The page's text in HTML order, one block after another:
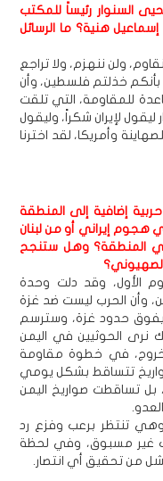
السنوار رئيساً للمكتب
هنية؟ ما الرسائل
ولن ننهزم، ولا تراجع
بأنكم خذلتم فلسطين، وأن
للمقاومة، التي تلقت
لإيران شكراً، وليقول
وأمريكا، لقد اخترنا
إضافية إلى المنطقة
هجوم إيراني أو من لبنان
في المنطقة؟ وهل ستنجح
الأول، وقد دلت وحدة
وأن الحرب ليست ضد غزة
حدود غزة، وسترسم
نرى الحوثيين في اليمن
في خطوة مقاومة
تتساقط بشكل يومي
تساقطت صواريخ اليمن
تنتظر برعب وفزع رد
غير مسبوق، وفي لحظة
من تحقيق أي انتصار.